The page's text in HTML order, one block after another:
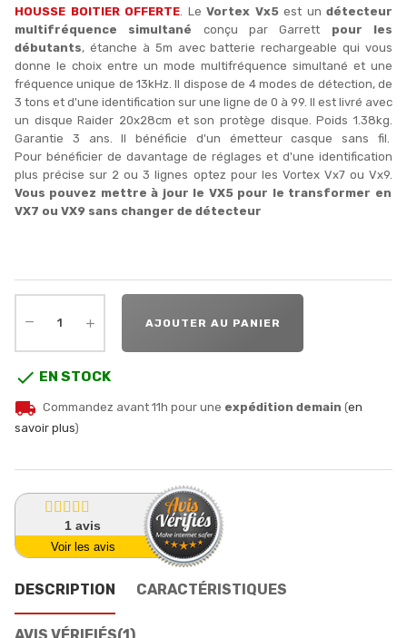
HOUSSE BOITIER OFFERTE . Le Vortex Vx5est un détecteur
multifréquence simultané conçu par Garrett pour les
débutants, étanche à 5m avec batterie rechargeable qui vous
donne le choix entre un mode multifréquence simultané et une
fréquence unique de 13kHz. Il dispose de 4 modes de détection, de
3 tons et d'une identification sur une ligne de 0 à 99. Il est livré avec
un disque Raider 20x28cm et son protège disque. Poids 1.38kg.
Garantie 3 ans. Il bénéficie d'un émetteur casque sans fil.
Pour bénéficier de davantage de réglages et d'une identification
plus précise sur 2 ou 3 lignes optez pour les Vortex Vx7 ou Vx9.
Vous pouvez mettre à jour le VX5 pour le transformer en
VX7 ou VX9 sans changer de détecteur
AJOUTER AU PANIER
 EN STOCK
local_shipping Commandez avant 11h pour une expédition demain (en
savoir plus)
1avis
Voir les avis
DESCRIPTION CARACTÉRISTIQUES